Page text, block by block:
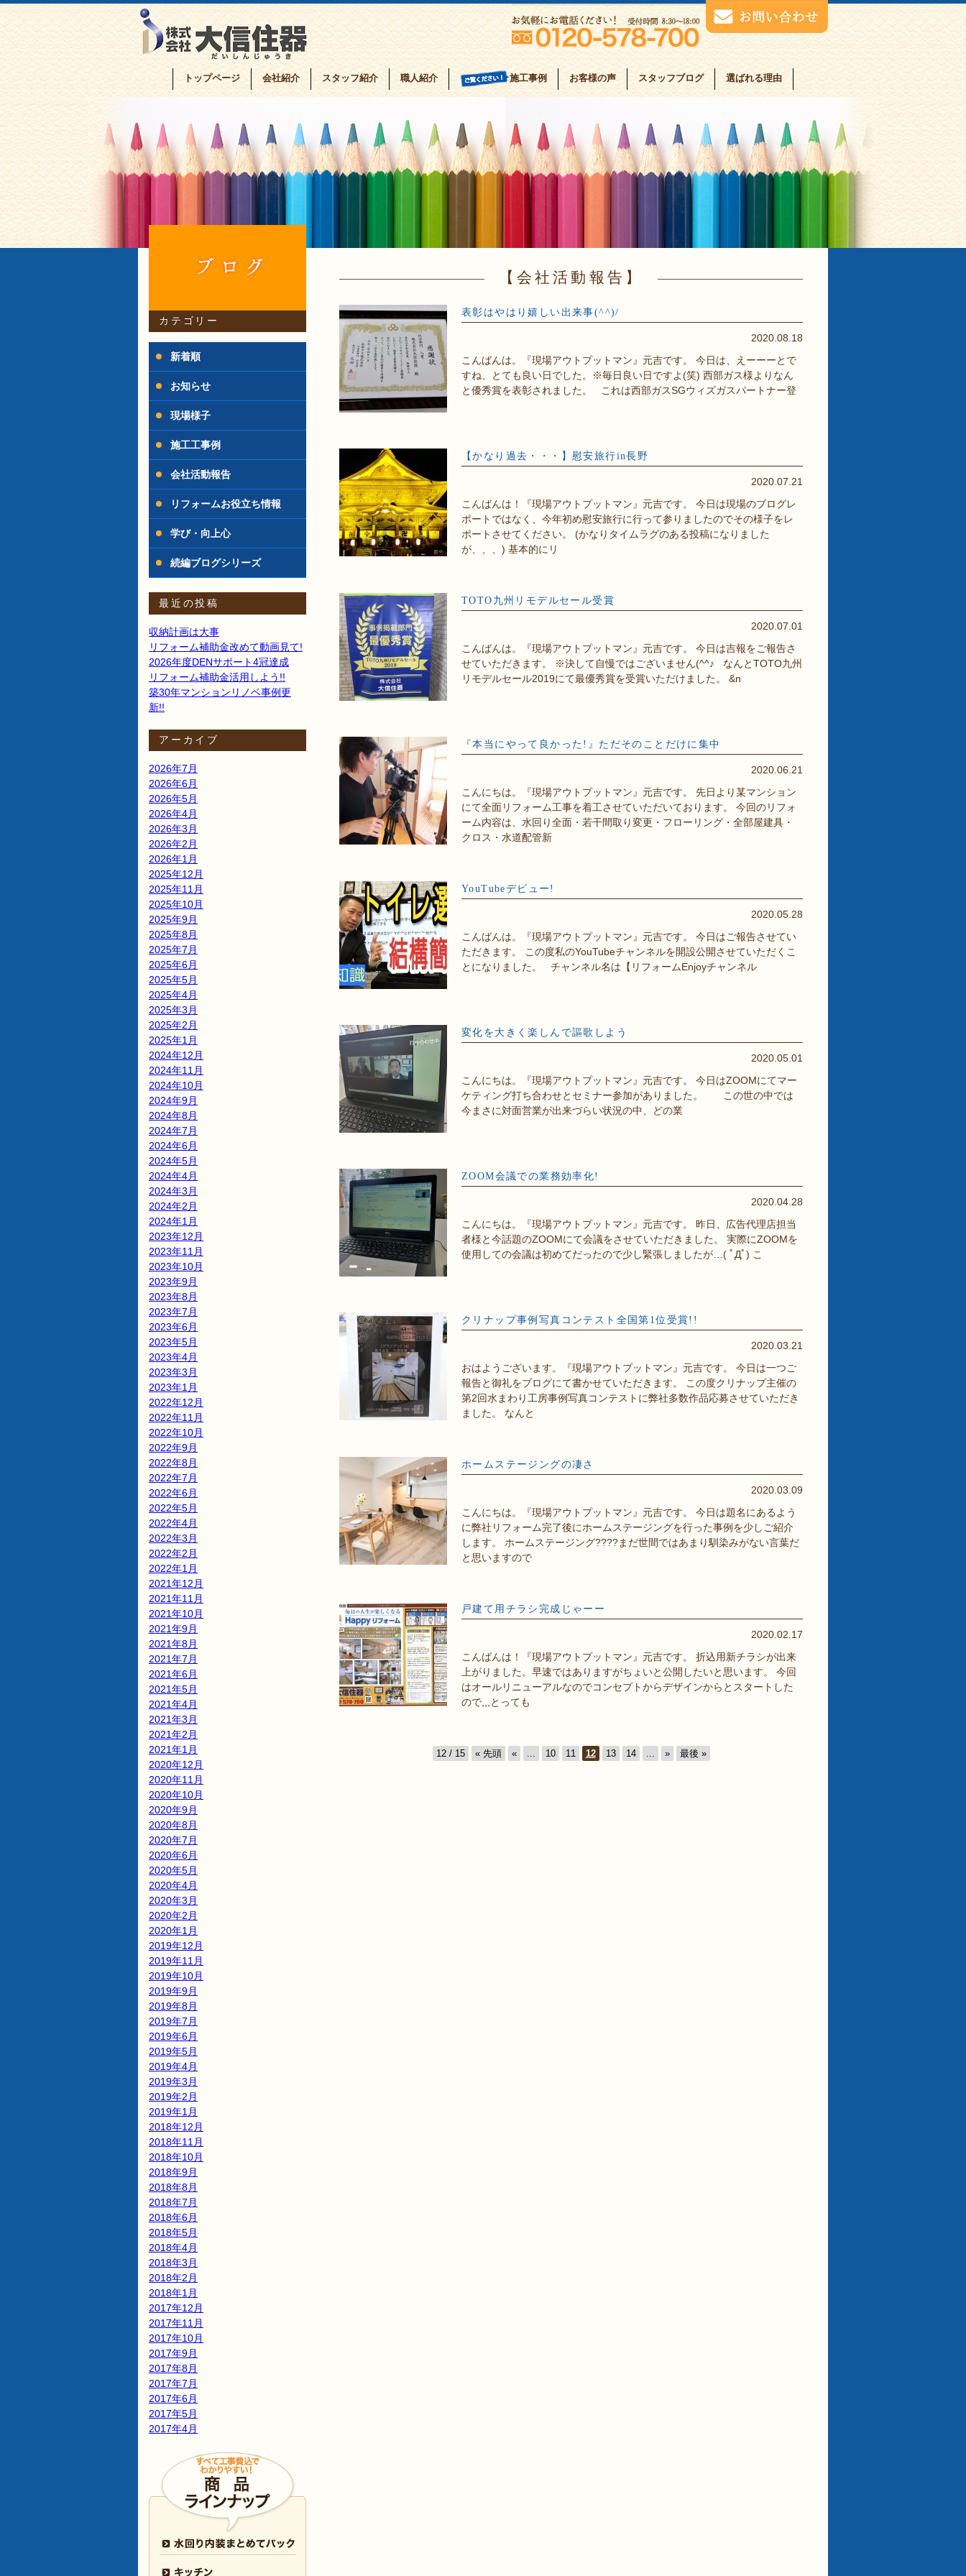
トップページ 会社紹介 スタッフ紹介 職人紹介 施工事例 お客様の声 スタッフブログ 選ばれる理由
会社活動報告
表彰はやはり嬉しい出来事(^^)/
2020.08.18
こんばんは。『現場アウトプットマン』元吉です。 今日は、えーーーとで
すね、とても良い日でした。※毎日良い日ですよ(笑) 西部ガス様よりなん
と優秀賞を表彰されました。 これは西部ガスSGウィズガスパートナー登
【かなり過去・・・】慰安旅行in長野
2020.07.21
こんばんは！『現場アウトプットマン』元吉です。 今日は現場のブログレ
ポートではなく、今年初め慰安旅行に行って参りましたのでその様子をレ
ポートさせてください。 (かなりタイムラグのある投稿になりました
が、、、) 基本的にリ
TOTO九州リモデルセール受賞
2020.07.01
こんばんは。『現場アウトプットマン』元吉です。 今日は吉報をご報告さ
せていただきます。 ※決して自慢ではございません(^^♪ なんとTOTO九州
リモデルセール2019にて最優秀賞を受賞いただけました。 &n
『本当にやって良かった!』ただそのことだけに集中
2020.06.21
こんにちは。『現場アウトプットマン』元吉です。 先日より某マンション
にて全面リフォーム工事を着工させていただいております。 今回のリフォ
ーム内容は、水回り全面・若干間取り変更・フローリング・全部屋建具・
クロス・水道配管新
YouTubeデビュー!
2020.05.28
こんばんは。『現場アウトプットマン』元吉です。 今日はご報告させてい
ただきます。 この度私のYouTubeチャンネルを開設公開させていただくこ
とになりました。 チャンネル名は【リフォームEnjoyチャンネル
変化を大きく楽しんで謳歌しよう
2020.05.01
こんにちは。『現場アウトプットマン』元吉です。 今日はZOOMにてマー
ケティング打ち合わせとセミナー参加がありました。 この世の中では
今まさに対面営業が出来づらい状況の中、どの業
ZOOM会議での業務効率化!
2020.04.28
こんにちは。『現場アウトプットマン』元吉です。 昨日、広告代理店担当
者様と今話題のZOOMにて会議をさせていただきました。 実際にZOOMを
使用しての会議は初めてだったので少し緊張しましたが…( ﾟДﾟ) こ
クリナップ事例写真コンテスト全国第1位受賞!!
2020.03.21
おはようございます。『現場アウトプットマン』元吉です。 今日は一つご
報告と御礼をブログにて書かせていただきます。 この度クリナップ主催の
第2回水まわり工房事例写真コンテストに弊社多数作品応募させていただき
ました。 なんと
ホームステージングの凄さ
2020.03.09
こんにちは。『現場アウトプットマン』元吉です。 今日は題名にあるよう
に弊社リフォーム完了後にホームステージングを行った事例を少しご紹介
します。 ホームステージング????まだ世間ではあまり馴染みがない言葉だ
と思いますので
戸建て用チラシ完成じゃーー
2020.02.17
こんばんは！『現場アウトプットマン』元吉です。 折込用新チラシが出来
上がりました。早速ではありますがちょいと公開したいと思います。 今回
はオールリニューアルなのでコンセプトからデザインからとスタートした
ので,,,とっても
12 / 15 « 先頭 « 10 11 12 13 14 » 最後 »
カテゴリー
新着順
お知らせ
現場様子
施工工事例
会社活動報告
リフォームお役立ち情報
学び・向上心
続編ブログシリーズ
最近の投稿
収納計画は大事
リフォーム補助金改めて動画見て!
2026年度DENサポート4冠達成
リフォーム補助金活用しよう!!
築30年マンションリノベ事例更
新!!
アーカイブ
2026年7月
2026年6月
2026年5月
2026年4月
2026年3月
2026年2月
2026年1月
2025年12月
2025年11月
2025年10月
2025年9月
2025年8月
2025年7月
2025年6月
2025年5月
2025年4月
2025年3月
2025年2月
2025年1月
2024年12月
2024年11月
2024年10月
2024年9月
2024年8月
2024年7月
2024年6月
2024年5月
2024年4月
2024年3月
2024年2月
2024年1月
2023年12月
2023年11月
2023年10月
2023年9月
2023年8月
2023年7月
2023年6月
2023年5月
2023年4月
2023年3月
2023年1月
2022年12月
2022年11月
2022年10月
2022年9月
2022年8月
2022年7月
2022年6月
2022年5月
2022年4月
2022年3月
2022年2月
2022年1月
2021年12月
2021年11月
2021年10月
2021年9月
2021年8月
2021年7月
2021年6月
2021年5月
2021年4月
2021年3月
2021年2月
2021年1月
2020年12月
2020年11月
2020年10月
2020年9月
2020年8月
2020年7月
2020年6月
2020年5月
2020年4月
2020年3月
2020年2月
2020年1月
2019年12月
2019年11月
2019年10月
2019年9月
2019年8月
2019年7月
2019年6月
2019年5月
2019年4月
2019年3月
2019年2月
2019年1月
2018年12月
2018年11月
2018年10月
2018年9月
2018年8月
2018年7月
2018年6月
2018年5月
2018年4月
2018年3月
2018年2月
2018年1月
2017年12月
2017年11月
2017年10月
2017年9月
2017年8月
2017年7月
2017年6月
2017年5月
2017年4月